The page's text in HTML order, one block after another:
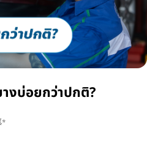
งบ่อยกว่าปกติ?